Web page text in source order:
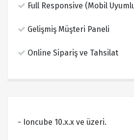
Full Responsive (Mobil
Gelişmiş Müşteri Paneli
Online Sipariş ve Tahsilat
- Ioncube 10.x.x ve üzeri.